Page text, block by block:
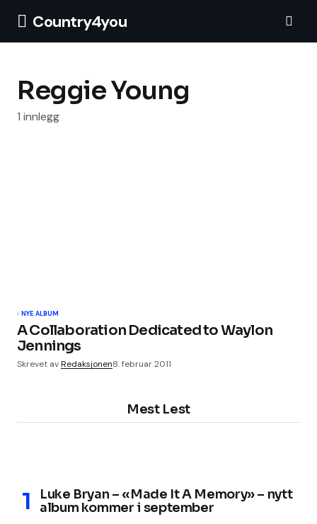
Country4you
Reggie Young
1 innlegg
NYE ALBUM
A Collaboration Dedicated to Waylon
Jennings
Skrevet avRedaksjonen8. februar 2011
Mest Lest
Luke Bryan – «Made It A Memory» – nytt
album kommer i september